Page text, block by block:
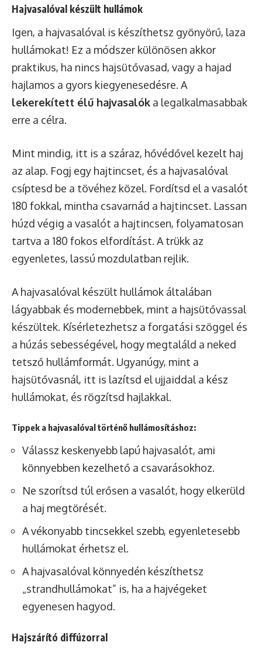
Hajvasalóval készült hullámok
Igen, a hajvasalóval is készíthetsz gyönyörű, laza
hullámokat! Ez a módszer különösen akkor
praktikus, ha nincs hajsütővasad, vagy a hajad
hajlamos a gyors kiegyenesedésre. A
lekerekített élű hajvasalók a legalkalmasabbak
erre a célra.
Mint mindig, itt is a száraz, hővédővel kezelt haj
az alap. Fogj egy hajtincset, és a hajvasalóval
csíptesd be a tövéhez közel. Fordítsd el a vasalót
180 fokkal, mintha csavarnád a hajtincset. Lassan
húzd végig a vasalót a hajtincsen, folyamatosan
tartva a 180 fokos elfordítást. A trükk az
egyenletes, lassú mozdulatban rejlik.
A hajvasalóval készült hullámok általában
lágyabbak és modernebbek, mint a hajsütővassal
készültek. Kísérletezhetsz a forgatási szöggel és
a húzás sebességével, hogy megtaláld a neked
tetsző hullámformát. Ugyanúgy, mint a
hajsütővasnál, itt is lazítsd el ujjaiddal a kész
hullámokat, és rögzítsd hajlakkal.
Tippek a hajvasalóval történő hullámosításhoz:
Válassz keskenyebb lapú hajvasalót, ami
könnyebben kezelhető a csavarásokhoz.
Ne szorítsd túl erősen a vasalót, hogy elkerüld
a haj megtörését.
A vékonyabb tincsekkel szebb, egyenletesebb
hullámokat érhetsz el.
A hajvasalóval könnyedén készíthetsz
„strandhullámokat” is, ha a hajvégeket
egyenesen hagyod.
Hajszárító diffúzorral